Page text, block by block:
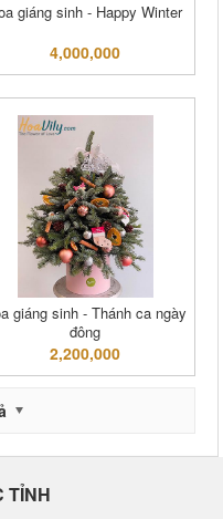
giáng sinh - Happy Winter
4,000,000
giáng sinh - Thánh ca ngày
đông
2,200,000
TỈNH